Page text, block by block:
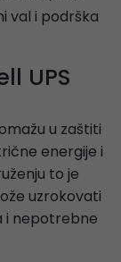
val i podrška
UPS
u zaštiti
energije i
to je
uzrokovati
i nepotrebne